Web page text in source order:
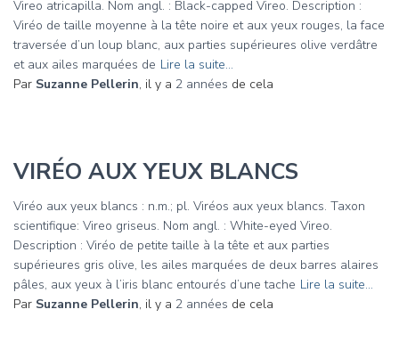
Vireo atricapilla. Nom angl. : Black-capped Vireo. Description :
Viréo de taille moyenne à la tête noire et aux yeux rouges, la face
traversée d’un loup blanc, aux parties supérieures olive verdâtre
et aux ailes marquées de Lire la suite…
Par Suzanne Pellerin, il y a 2 années de cela
VIRÉO AUX YEUX BLANCS
Viréo aux yeux blancs : n.m.; pl. Viréos aux yeux blancs. Taxon
scientifique: Vireo griseus. Nom angl. : White-eyed Vireo.
Description : Viréo de petite taille à la tête et aux parties
supérieures gris olive, les ailes marquées de deux barres alaires
pâles, aux yeux à l’iris blanc entourés d’une tache Lire la suite…
Par Suzanne Pellerin, il y a 2 années de cela